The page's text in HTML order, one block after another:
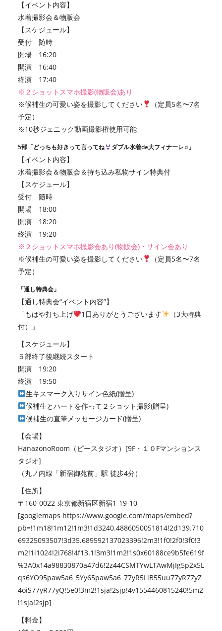
【イベント内容】
水着撮影会＆物販会
【スケジュール】
受付 随時
開場 16:20
開演 16:40
終演 17:40
※２ショットスマホ撮影(物販会)あり
※候補生の可愛い姿を撮影してください
（定員5名〜7名
予定）
※10秒ジェニック動画撮影権使用可能
5部「どっちも好きって言ってね ダブル水着de大フィナーレ♫」
【イベント内容】
水着撮影会＆物販会＆持ち込み私物サイン特典付
【スケジュール】
受付 随時
開場 18:00
開演 18:20
終演 19:20
※２ショットスマホ撮影会あり(物販会)・サイン会あり
※候補生の可愛い姿を撮影してください
（定員5名〜7名
予定）
「通し特典会」
【通し特典会“イベント内容”】
「もはや打ち上げ
1日ありがとうございます
（3大特典
付）」
【スケジュール】
５部終了後継続スタート
開演 19:20
終演 19:50
生キスマーク入りサイン色紙(贈呈)
候補生とハートを作って２ショット撮影(贈呈)
候補生の直筆メッセージカード(贈呈)
【会場】
HanazonoRoom（ピースタジオ）[9F・１０Fマンションス
タジオ]
（丸ノ内線「新宿御苑前」駅 徒歩4分）
【住所】
〒160-0022 東京都新宿区新宿1-19-10
[googlemaps https://www.google.com/maps/embed?
pb=!1m18!1m12!1m3!1d3240.4886050051814!2d139.710
69325093507!3d35.689592137023396!2m3!1f0!2f0!3f0!3
m2!1i1024!2i768!4f13.1!3m3!1m2!1s0x60188ce9b5fe619f
%3A0x14a98830870a47d6!2z44CSMTYwLTAwMjIg5p2x5L
qs6YO95paw5a6_5Yy65paw5a6_77yR5LiB55uu77yR77yZ
4oiS77yR77yQ!5e0!3m2!1sja!2sjp!4v1554460815240!5m2
!1sja!2sjp]
【料金】